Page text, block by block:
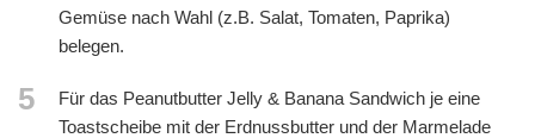
Gemüse nach Wahl (z.B. Salat, Tomaten, Paprika)
belegen.
5
Für das Peanutbutter Jelly & Banana Sandwich je eine
Toastscheibe mit der Erdnussbutter und der Marmelade